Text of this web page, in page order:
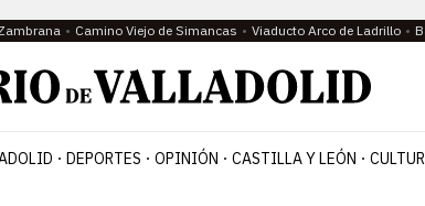
Camino Viejo de Simancas Viaducto Arco de Ladrillo
DEPORTES OPINIÓN CASTILLA Y LEÓN